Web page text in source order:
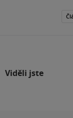
Viděli jste